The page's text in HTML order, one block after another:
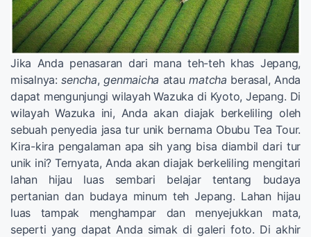
Jika Anda penasaran dari mana teh-teh khas Jepang,
misalnya:sencha,genmaicha ataumatcha berasal, Anda
dapat mengunjungi wilayah Wazuka di Kyoto, Jepang. Di
wilayah Wazuka ini, Anda akan diajak berkeliling oleh
sebuah penyedia jasa tur unik bernama Obubu Tea Tour.
Kira-kira pengalaman apa sih yang bisa diambil dari tur
unik ini? Ternyata, Anda akan diajak berkeliling mengitari
lahan hijau luas sembari belajar tentang budaya
pertanian dan budaya minum teh Jepang. Lahan hijau
luas tampak menghampar dan menyejukkan mata,
seperti yang dapat Anda simak di galeri foto. Di akhir